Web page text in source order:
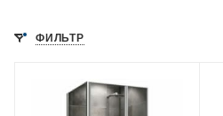
ФИЛЬТР